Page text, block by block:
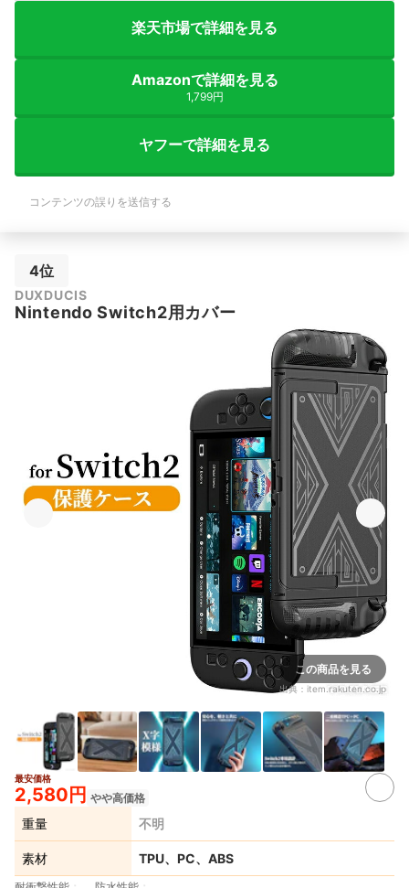
楽天市場で詳細を見る
Amazonで詳細を見る
1,799円
ヤフーで詳細を見る
コンテンツの誤りを送信する
4位
DUXDUCIS
Nintendo Switch2用カバー
この商品を見る
出典： item.rakuten.co.jp
最安価格
2,580円 やや高価格
重量 不明
素材 TPU、PC、ABS